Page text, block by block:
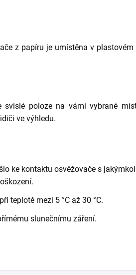
z papíru je umístěna v plastovém
svislé poloze na vámi vybrané
ve výhledu.
ke kontaktu osvěžovače s
teplotě mezi 5 °C až 30 °C.
slunečnímu záření.